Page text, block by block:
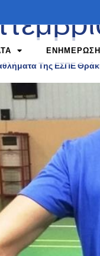
ΕΝΗΜΕΡΩΣΗ
Της ΕΣΠΕ